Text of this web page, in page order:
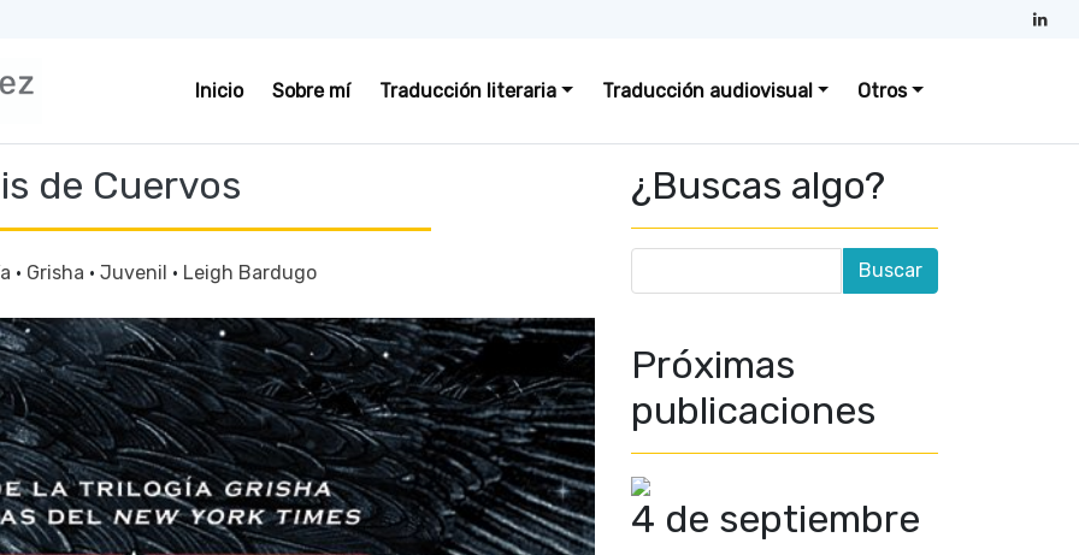
Inicio Sobre mí Traducción literaria Traducción audiovisual Otros
de Cuervos
· Grisha · Juvenil · Leigh Bardugo
¿Buscas algo?
Próximas
publicaciones
4 de septiembre